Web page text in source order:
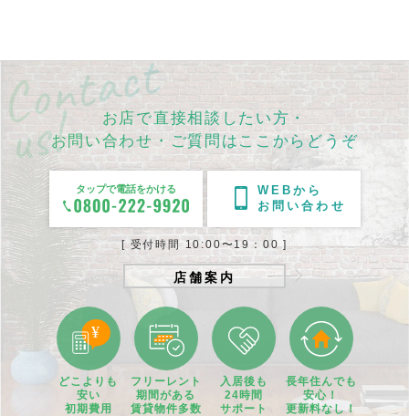
お店で直接相談したい方・
お問い合わせ・ご質問はここからどうぞ
タップで電話をかける
WEBから
お問い合わせ
[ 受付時間 10:00〜19：00 ]
店舗案内
どこよりも
安い
初期費用
フリーレント
期間がある
賃貸物件多数
入居後も
24時間
サポート
長年住んでも
安心！
更新料なし！